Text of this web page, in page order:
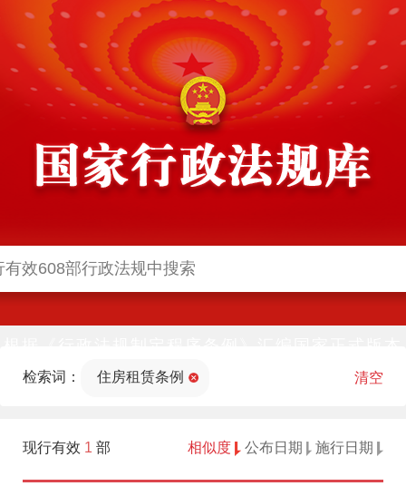
法部官网)同步公布
检索词： 住房租赁条例 清空
现行有效 1 部 相似度 公布日期 施行日期